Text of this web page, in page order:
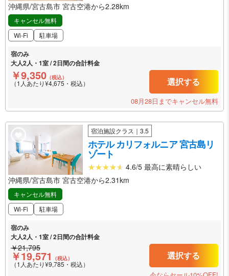
沖縄県/宮古島市 宮古空港から2.28km
キャンセル無料
Wi-Fi
駐車場
宿のみ
大人2人・1室 / 2日間の合計料金
￥9,350 （税込）
（1人あたり¥4,675・税込） 選択する
08月28日までキャンセル無料
宿泊施設クラス｜3.5
ホテル カリフォルニア 宮古島リ
ゾート
4.6/5 最高に素晴らしい
沖縄県/宮古島市 宮古空港から2.31km
キャンセル無料
Wi-Fi
駐車場
宿のみ
大人2人・1室 / 2日間の合計料金
￥21,795
￥19,571 （税込）
（1人あたり¥9,785・税込）
選択する